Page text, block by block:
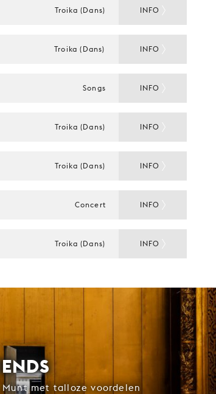
Troika (Dans) INFO
Troika (Dans) INFO
Songs INFO
Troika (Dans) INFO
Troika (Dans) INFO
Concert INFO
Troika (Dans) INFO
met talloze voordelen